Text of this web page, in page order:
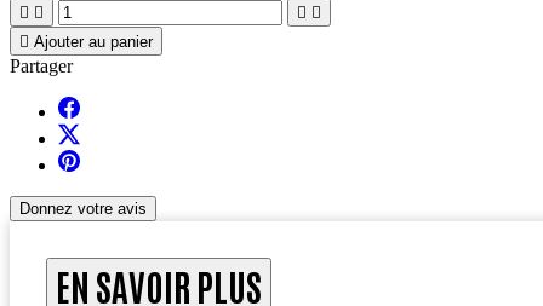
   
 Ajouter au panier
Partager
Donnez votre avis
EN SAVOIR PLUS